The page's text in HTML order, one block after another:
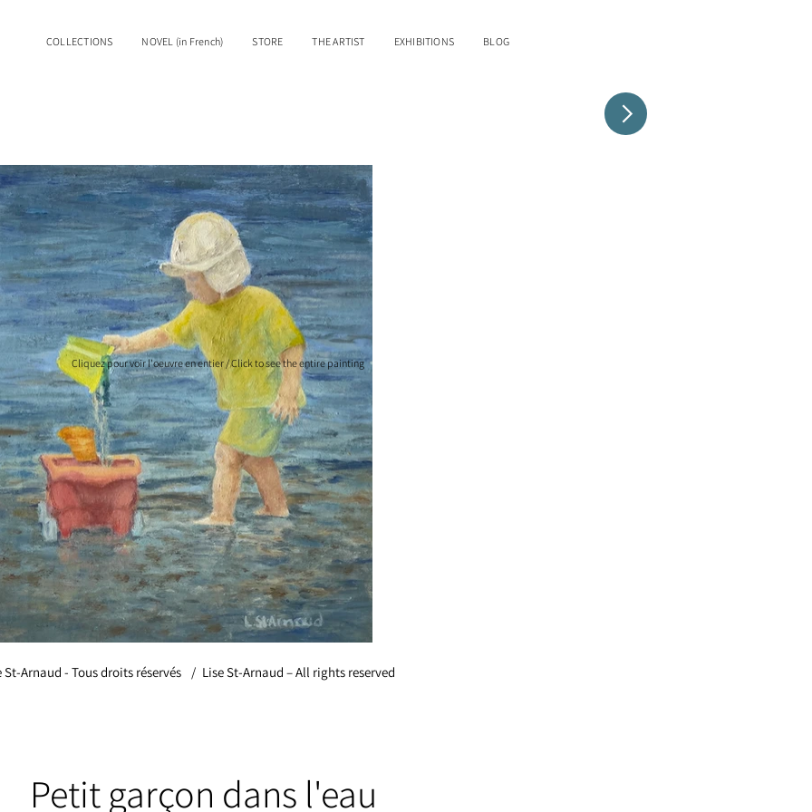
COLLECTIONS NOVEL (in French) STORE THE ARTIST EXHIBITIONS BLOG
Cliquez pour voir l'oeuvre en entier / Click to see the entire painting
St-Arnaud - Tous droits réservés Lise St-Arnaud – All rights reserved
/
Petit garçon dans l'eau